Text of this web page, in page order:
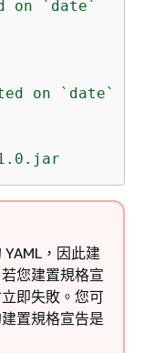
on
`date`
on
`date`
，因此建
您建置規格宣
即失敗。您可
置規格宣告是